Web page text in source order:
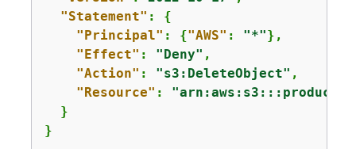
"Statement" : {
"Principal" : {"AWS" : "*"},
"Effect" : "Deny" ,
"Action" : "s3:DeleteObject" ,
"Resource" :
  }
}